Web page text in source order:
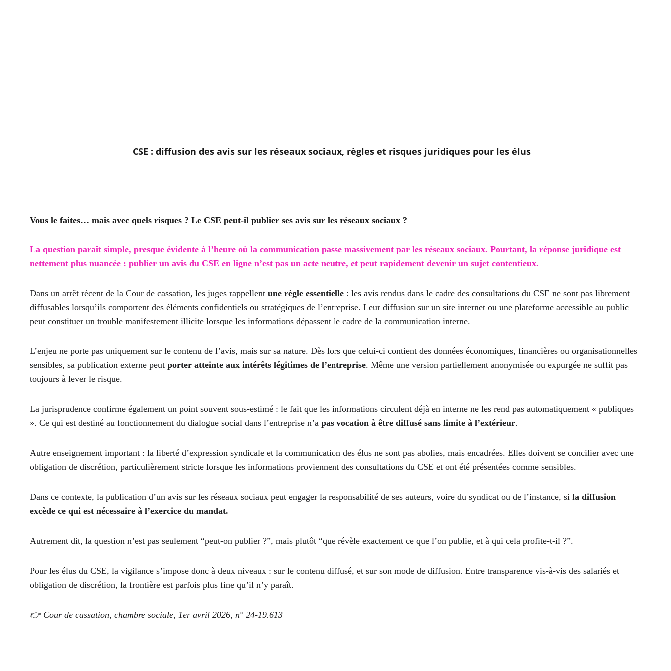
CSE : diffusion des avis sur les réseaux sociaux, règles et risques juridiques pour les élus
Vous le faites… mais avec quels risques ? Le CSE peut-il publier ses avis sur les réseaux sociaux ?
La question paraît simple, presque évidente à l’heure où la communication passe massivement par les réseaux sociaux. Pourtant, la réponse juridique est
nettement plus nuancée : publier un avis du CSE en ligne n’est pas un acte neutre, et peut rapidement devenir un sujet contentieux.
Dans un arrêt récent de la Cour de cassation, les juges rappellent une règle essentielle : les avis rendus dans le cadre des consultations du CSE ne sont pas librement
diffusables lorsqu’ils comportent des éléments confidentiels ou stratégiques de l’entreprise. Leur diffusion sur un site internet ou une plateforme accessible au public
peut constituer un trouble manifestement illicite lorsque les informations dépassent le cadre de la communication interne.
L’enjeu ne porte pas uniquement sur le contenu de l’avis, mais sur sa nature. Dès lors que celui-ci contient des données économiques, financières ou organisationnelles
sensibles, sa publication externe peut porter atteinte aux intérêts légitimes de l’entreprise. Même une version partiellement anonymisée ou expurgée ne suffit pas
toujours à lever le risque.
La jurisprudence confirme également un point souvent sous-estimé : le fait que les informations circulent déjà en interne ne les rend pas automatiquement « publiques
». Ce qui est destiné au fonctionnement du dialogue social dans l’entreprise n’a pas vocation à être diffusé sans limite à l’extérieur.
Autre enseignement important : la liberté d’expression syndicale et la communication des élus ne sont pas abolies, mais encadrées. Elles doivent se concilier avec une
obligation de discrétion, particulièrement stricte lorsque les informations proviennent des consultations du CSE et ont été présentées comme sensibles.
Dans ce contexte, la publication d’un avis sur les réseaux sociaux peut engager la responsabilité de ses auteurs, voire du syndicat ou de l’instance, si la diffusion
excède ce qui est nécessaire à l’exercice du mandat.
Autrement dit, la question n’est pas seulement “peut-on publier ?”, mais plutôt “que révèle exactement ce que l’on publie, et à qui cela profite-t-il ?”.
Pour les élus du CSE, la vigilance s’impose donc à deux niveaux : sur le contenu diffusé, et sur son mode de diffusion. Entre transparence vis-à-vis des salariés et
obligation de discrétion, la frontière est parfois plus fine qu’il n’y paraît.
👉 Cour de cassation, chambre sociale, 1er avril 2026, n° 24-19.613